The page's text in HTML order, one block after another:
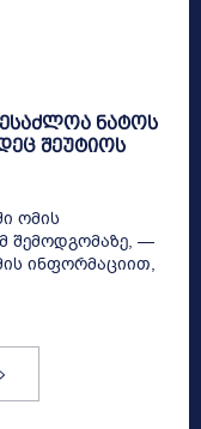
ნატოს
შეუტიოს
ომის
შემოდგომაზე, —
ინფორმაციით,